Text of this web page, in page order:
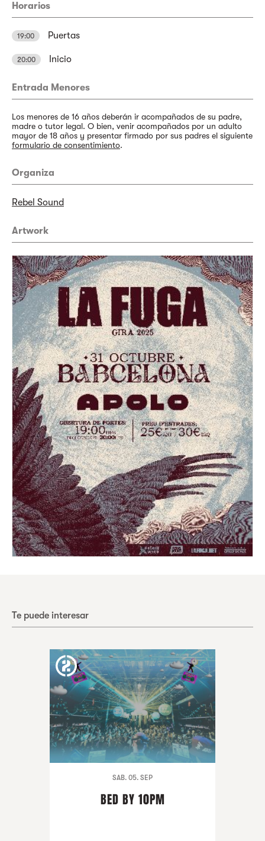
Horarios
19:00 Puertas
20:00 Inicio
Entrada Menores
Los menores de 16 años deberán ir acompañados de su padre,
madre o tutor legal. O bien, venir acompañados por un adulto
mayor de 18 años y presentar firmado por sus padres el siguiente
formulario de consentimiento.
Organiza
Rebel Sound
Artwork
Te puede interesar
SAB. 05. SEP
BED BY 10PM